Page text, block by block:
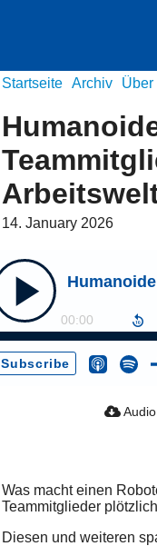
Startseite Archiv Über
14. January 2026
00:00
Subscribe
Was macht einen
Teammitglieder
Diesen und weiteren